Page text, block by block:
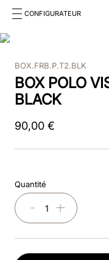
CONFIGURATEUR
Cosa stai cercando?
1. bombe
2 casque
3.casque visiere
6.insert
7.box visiera polo
BOX.FRB.P.T2.BLK
BOX POLO
BLACK
90,00 €
Quantité
＋
－